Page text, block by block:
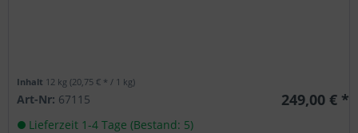
Inhalt 12 kg(20,75 € * / 1 kg)
Art-Nr: 67115 249,00 € *
Lieferzeit 1-4 Tage (Bestand: 5)